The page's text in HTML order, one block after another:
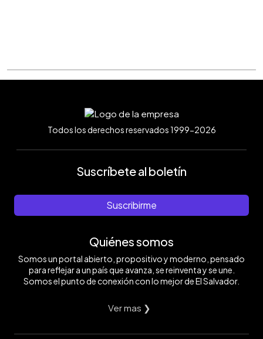
Todos los derechos reservados 1999-2026
Suscríbete al boletín
Suscribirme
Quiénes somos
Somos un portal abierto, propositivo y moderno, pensado
para reflejar a un país que avanza, se reinventa y se une.
Somos el punto de conexión con lo mejor de El Salvador.
Ver mas ❯